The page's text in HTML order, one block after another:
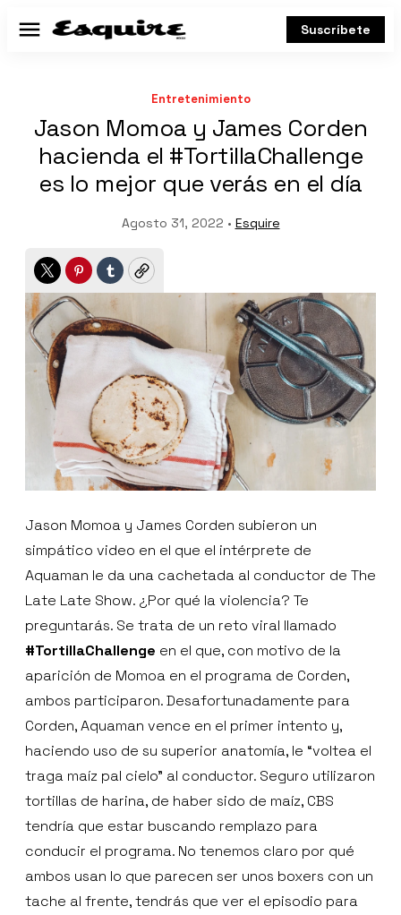
Menú Suscríbete
Entretenimiento
Jason Momoa y James Corden
hacienda el #TortillaChallenge
es lo mejor que verás en el día
Agosto 31, 2022 • Esquire
TwitterPinterest
TumblrCopy
Jason Momoa y James Corden subieron un
simpático video en el que el intérprete de
Aquaman le da una cachetada al conductor de The
Late Late Show. ¿Por qué la violencia? Te
preguntarás. Se trata de un reto viral llamado
#TortillaChallenge en el que, con motivo de la
aparición de Momoa en el programa de Corden,
ambos participaron. Desafortunadamente para
Corden, Aquaman vence en el primer intento y,
haciendo uso de su superior anatomía, le “voltea el
traga maíz pal cielo” al conductor. Seguro utilizaron
tortillas de harina, de haber sido de maíz, CBS
tendría que estar buscando remplazo para
conducir el programa. No tenemos claro por qué
ambos usan lo que parecen ser unos boxers con un
tache al frente, tendrás que ver el episodio para